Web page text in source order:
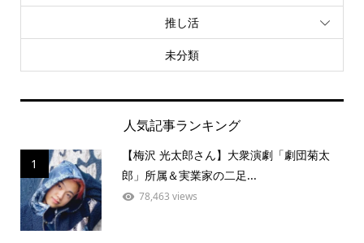
推し活
未分類
人気記事ランキング
1
【梅沢 光太郎さん】大衆演劇「劇団菊太
郎」所属＆実業家の二足...
78,463 views